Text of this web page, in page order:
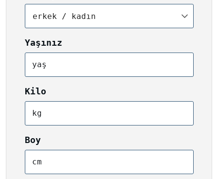
erkek / kadın
Yaşınız
yaş
Kilo
kg
Boy
cm